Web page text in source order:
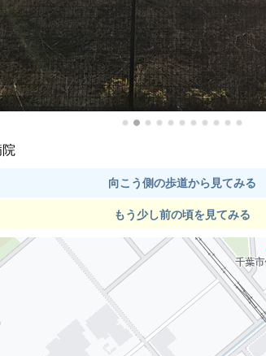
向こう側の歩道から見てみる
もう少し前の頃を見てみる